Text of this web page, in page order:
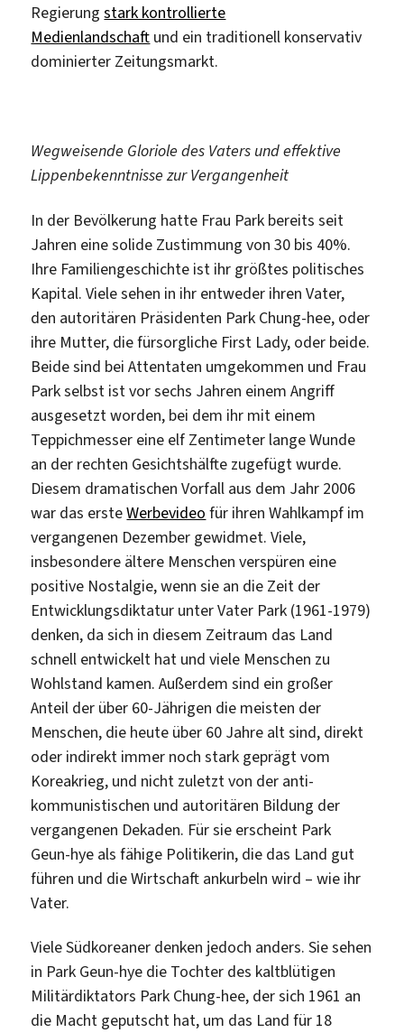
Regierungstark kontrollierte
Medienlandschaft und ein traditionell konservativ
dominierter Zeitungsmarkt.
Wegweisende Gloriole des Vaters und effektive
Lippenbekenntnisse zur Vergangenheit
In der Bevölkerung hatte Frau Park bereits seit
Jahren eine solide Zustimmung von 30 bis 40%.
Ihre Familiengeschichte ist ihr größtes politisches
Kapital. Viele sehen in ihr entweder ihren Vater,
den autoritären Präsidenten Park Chung-hee, oder
ihre Mutter, die fürsorgliche First Lady, oder beide.
Beide sind bei Attentaten umgekommen und Frau
Park selbst ist vor sechs Jahren einem Angriff
ausgesetzt worden, bei dem ihr mit einem
Teppichmesser eine elf Zentimeter lange Wunde
an der rechten Gesichtshälfte zugefügt wurde.
Diesem dramatischen Vorfall aus dem Jahr 2006
war das ersteWerbevideo für ihren Wahlkampf im
vergangenen Dezember gewidmet. Viele,
insbesondere ältere Menschen verspüren eine
positive Nostalgie, wenn sie an die Zeit der
Entwicklungsdiktatur unter Vater Park (1961-1979)
denken, da sich in diesem Zeitraum das Land
schnell entwickelt hat und viele Menschen zu
Wohlstand kamen. Außerdem sind ein großer
Anteil der über 60-Jährigen die meisten der
Menschen, die heute über 60 Jahre alt sind, direkt
oder indirekt immer noch stark geprägt vom
Koreakrieg, und nicht zuletzt von der anti-
kommunistischen und autoritären Bildung der
vergangenen Dekaden. Für sie erscheint Park
Geun-hye als fähige Politikerin, die das Land gut
führen und die Wirtschaft ankurbeln wird – wie ihr
Vater.
Viele Südkoreaner denken jedoch anders. Sie sehen
in Park Geun-hye die Tochter des kaltblütigen
Militärdiktators Park Chung-hee, der sich 1961 an
die Macht geputscht hat, um das Land für 18